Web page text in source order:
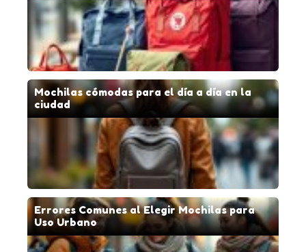
Mochilas cómodas para el día a día en la
ciudad
Errores Comunes al Elegir Mochilas para
Uso Urbano